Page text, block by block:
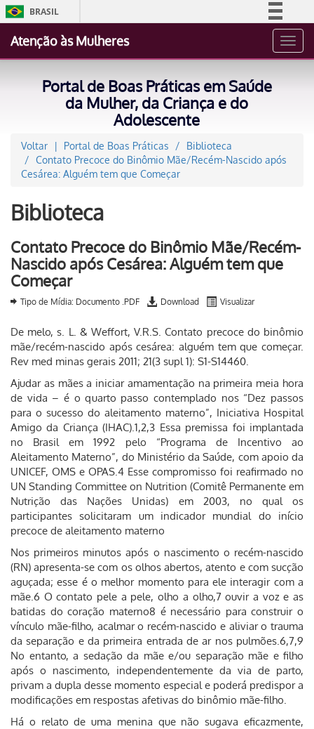
BRASIL
Acesso à informação
Atenção às Mulheres
Portal de Boas Práticas em Saúde
da Mulher, da Criança e do
Adolescente
Voltar Portal de Boas Práticas
Biblioteca
Contato Precoce do Binômio Mãe/Recém-Nascido após
Cesárea: Alguém tem que Começar
Biblioteca
Contato Precoce do Binômio Mãe/Recém-
Nascido após Cesárea: Alguém tem que
Começar
Tipo de Mídia: Documento .PDF Download Visualizar
De melo, s. L. & Weffort, V.R.S. Contato precoce do binômio
mãe/recém-nascido após cesárea: alguém tem que começar.
Rev med minas gerais 2011; 21(3 supl 1): S1-S14460.
Ajudar as mães a iniciar amamentação na primeira meia hora
de vida – é o quarto passo contemplado nos “Dez passos
para o sucesso do aleitamento materno”, Iniciativa Hospital
Amigo da Criança (IHAC).1,2,3 Essa premissa foi implantada
no Brasil em 1992 pelo “Programa de Incentivo ao
Aleitamento Materno”, do Ministério da Saúde, com apoio da
UNICEF, OMS e OPAS.4 Esse compromisso foi reafirmado no
UN Standing Committee on Nutrition (Comitê Permanente em
Nutrição das Nações Unidas) em 2003, no qual os
participantes solicitaram um indicador mundial do início
precoce de aleitamento materno
Nos primeiros minutos após o nascimento o recém-nascido
(RN) apresenta-se com os olhos abertos, atento e com sucção
aguçada; esse é o melhor momento para ele interagir com a
mãe.6 O contato pele a pele, olho a olho,7 ouvir a voz e as
batidas do coração materno8 é necessário para construir o
vínculo mãe-filho, acalmar o recém-nascido e aliviar o trauma
da separação e da primeira entrada de ar nos pulmões.6,7,9
No entanto, a sedação da mãe e/ou separação mãe e filho
após o nascimento, independentemente da via de parto,
privam a dupla desse momento especial e poderá predispor a
modificações em respostas afetivas do binômio mãe-filho.
Há o relato de uma menina que não sugava eficazmente,